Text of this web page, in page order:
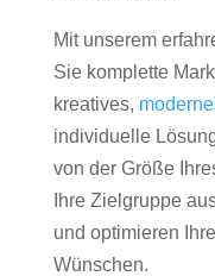
Mit unserem
Sie komplette
kreatives,
individuelle
von der Größe
Ihre Zielgruppe
und optimieren
Wünschen.